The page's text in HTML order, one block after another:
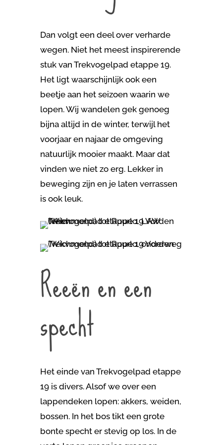
Dan volgt een deel over verharde
wegen. Niet het meest inspirerende
stuk van Trekvogelpad etappe 19.
Het ligt waarschijnlijk ook een
beetje aan het seizoen waarin we
lopen. Wij wandelen gek genoeg
bijna altijd in de winter, terwijl het
voorjaar en najaar de omgeving
natuurlijk mooier maakt. Maar dat
vinden we niet zo erg. Lekker in
beweging zijn en je laten verrassen
is ook leuk.
Reeën en een
specht
Het einde van Trekvogelpad etappe
19 is divers. Alsof we over een
lappendeken lopen: akkers, weiden,
bossen. In het bos tikt een grote
bonte specht er stevig op los. In de